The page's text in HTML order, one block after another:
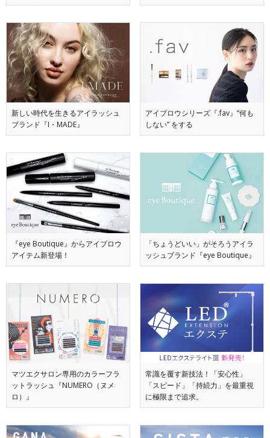
新しい時代を生きるアイラッシュ
ブランド『I・MADE』
アイブロウシリーズ『.fav』“何も
しない” をする
『eye Boutique』からアイブロウ
アイテム新登場！
「ちょうどいい」がそろうアイラ
ッシュブランド『eye Boutique』
マツエクサロン専用のカラーフラ
ットラッシュ『NUMERO（ヌメ
ロ）』
常識を覆す新技法！「安心性」
「スピード」「持続力」を最重視
に極限まで追求。